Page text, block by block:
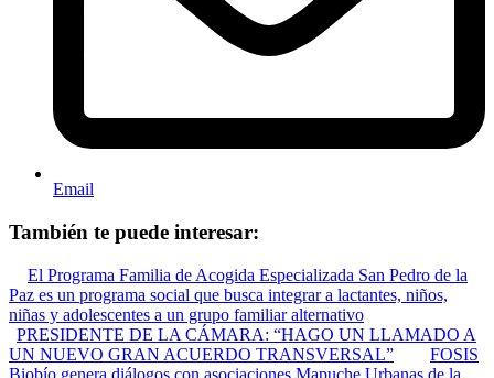
Email
También te puede interesar:
El Programa Familia de Acogida Especializada San Pedro de la
Paz es un programa social que busca integrar a lactantes, niños,
niñas y adolescentes a un grupo familiar alternativo
PRESIDENTE DE LA CÁMARA: “HAGO UN LLAMADO A
UN NUEVO GRAN ACUERDO TRANSVERSAL”
FOSIS
Biobío genera diálogos con asociaciones Mapuche Urbanas de la